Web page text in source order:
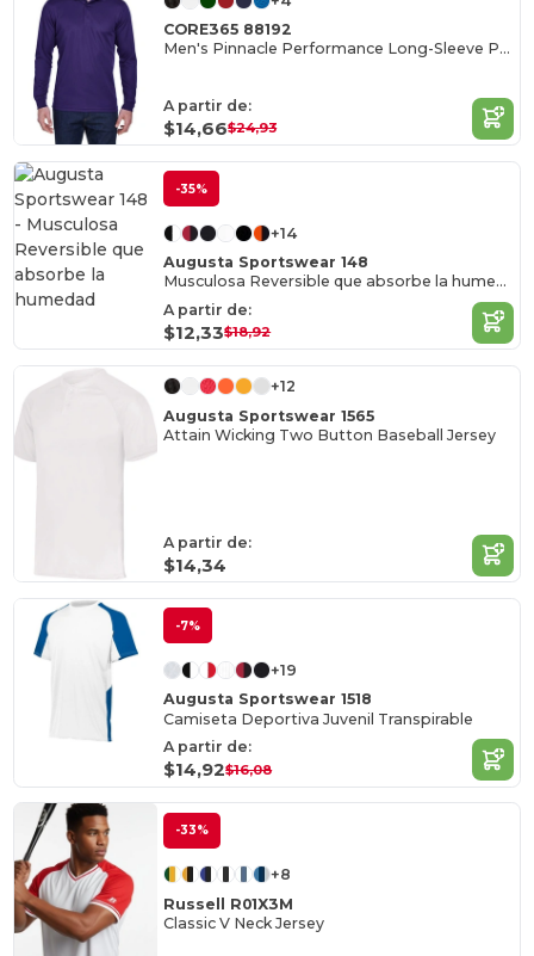
CORE365 88192
Men's Pinnacle Performance Long-Sleeve Piqué Polo
A partir de:
$14,66$24,93
-35%
+14
Augusta Sportswear 148
Musculosa Reversible que absorbe la humedad
A partir de:
$12,33$18,92
+12
Augusta Sportswear 1565
Attain Wicking Two Button Baseball Jersey
A partir de:
$14,34
-7%
+19
Augusta Sportswear 1518
Camiseta Deportiva Juvenil Transpirable
A partir de:
$14,92$16,08
-33%
+8
Russell R01X3M
Classic V Neck Jersey